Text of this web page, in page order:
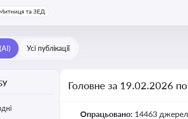
та ЗЕД
Усі публікації
Головне за 19.02.2026 по
Опрацьовано: 14463 джерел